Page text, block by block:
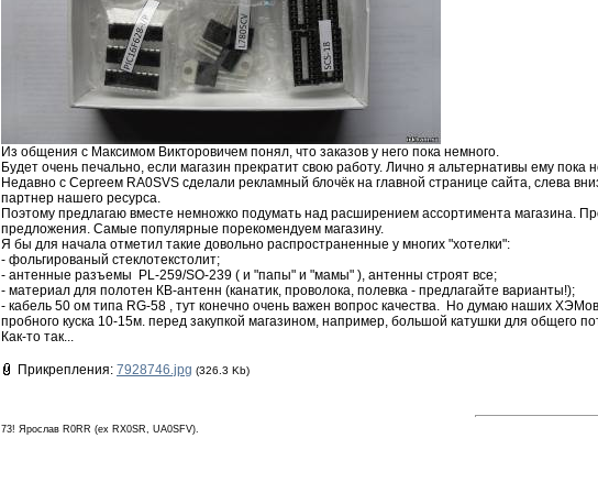
Из общения с Максимом Викторовичем понял, что заказов у него пока немного.
Будет очень печально, если магазин прекратит свою работу. Лично я альтернативы ему пока
Недавно с Сергеем RA0SVS сделали рекламный блочёк на главной странице сайта, слева
партнер нашего ресурса.
Поэтому предлагаю вместе немножко подумать над расширением ассортимента магазина.
предложения. Самые популярные порекомендуем магазину.
Я бы для начала отметил такие довольно распространенные у многих "хотелки":
- фольгированый стеклотекстолит;
- антенные разъемы PL-259/SO-239 ( и "папы" и "мамы" ), антенны строят все;
- материал для полотен КВ-антенн (канатик, проволока, полевка - предлагайте варианты!);
- кабель 50 ом типа RG-58 , тут конечно очень важен вопрос качества. Но думаю наших
пробного куска 10-15м. перед закупкой магазином, например, большой катушки для общего
Как-то так...
Прикрепления: 7928746.jpg (326.3 Kb)
73! Ярослав R0RR (ex RX0SR, UA0SFV).